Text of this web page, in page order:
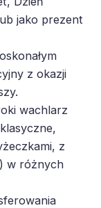
jako prezent
z okazji
wachlarz
z
w różnych